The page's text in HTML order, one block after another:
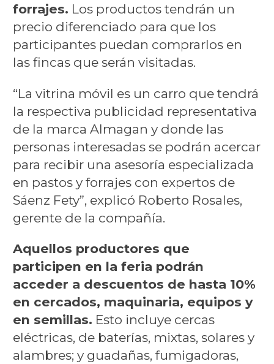
forrajes. Los productos tendrán un
precio diferenciado para que los
participantes puedan comprarlos en
las fincas que serán visitadas.
“La vitrina móvil es un carro que tendrá
la respectiva publicidad representativa
de la marca Almagan y donde las
personas interesadas se podrán acercar
para recibir una asesoría especializada
en pastos y forrajes con expertos de
Sáenz Fety”, explicó Roberto Rosales,
gerente de la compañía.
Aquellos productores que
participen en la feria podrán
acceder a descuentos de hasta 10%
en cercados, maquinaria, equipos y
en semillas. Esto incluye cercas
eléctricas, de baterías, mixtas, solares y
alambres; y guadañas, fumigadoras,